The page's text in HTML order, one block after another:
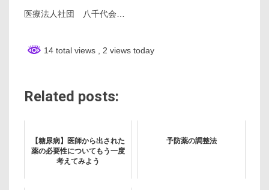
医療法人社団 八千代会…
14 total views , 2 views today
Related posts:
【糖尿病】医師から出された
薬の必要性についてもう一度
考えてみよう
予防薬の調整法